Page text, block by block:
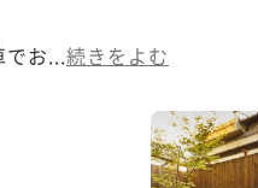
でお...続きをよむ